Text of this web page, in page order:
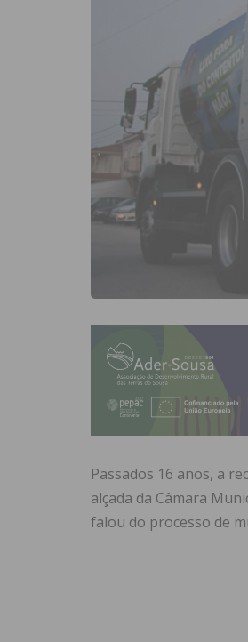
Passados 16 anos, a
alçada da Câmara
falou do processo de